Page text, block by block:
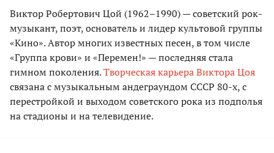
Виктор Робертович Цой (1962–1990) — советский рок-
музыкант, поэт, основатель и лидер культовой группы
«Кино». Автор многих известных песен, в том числе
«Группа крови» и «Перемен!» — последняя стала
гимном поколения.Творческая карьера Виктора Цоя
связана с музыкальным андеграундом СССР 80-х, с
перестройкой и выходом советского рока из подполья
на стадионы и на телевидение.